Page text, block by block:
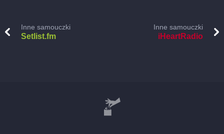
Inne samouczki
Setlist.fm
Inne samouczki
iHeartRadio